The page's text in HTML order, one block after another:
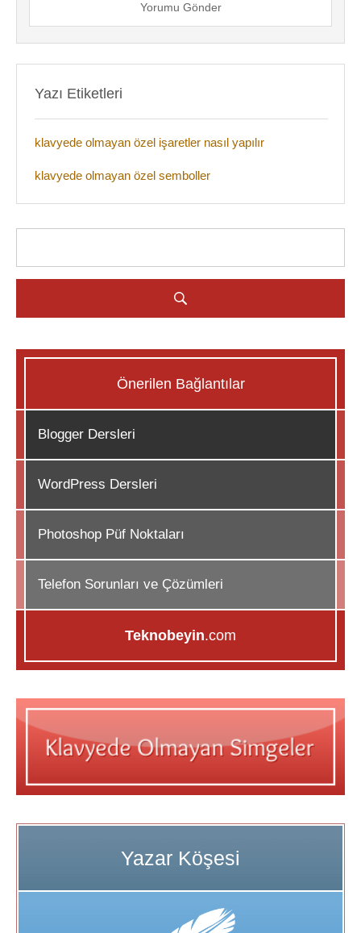
Yorumu Gönder
Yazı Etiketleri
klavyede olmayan özel işaretler nasıl yapılır
klavyede olmayan özel semboller
Önerilen Bağlantılar
Blogger Dersleri
WordPress Dersleri
Photoshop Püf Noktaları
Telefon Sorunları ve Çözümleri
Teknobeyin.com